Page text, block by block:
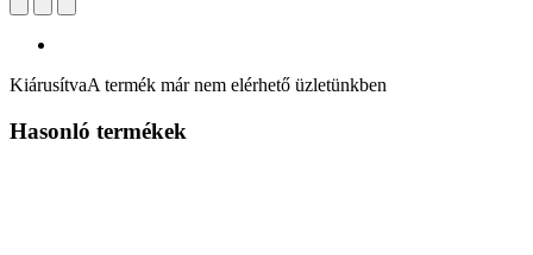
KiárusítvaA termék már nem elérhető üzletünkben
Hasonló termékek